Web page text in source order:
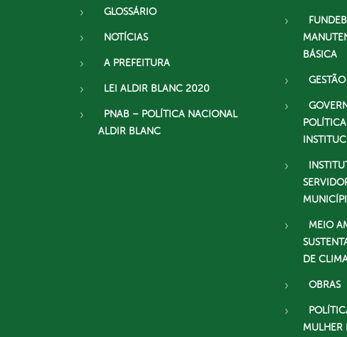
GLOSSÁRIO
NOTÍCIAS
A PREFEITURA
LEI ALDIR BLANC 2020
PNAB – POLÍTICA NACIONAL
ALDIR BLANC
BÁSICA
MEIO
DE
OBRAS
MULHER